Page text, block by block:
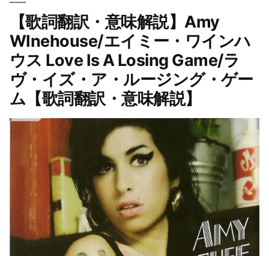
Amy
Winehouse/
エ
イ
ミ
ー・
ワ
イ
ン
Back
To
Black/
【歌詞翻訳・意味解説】Amy
WInehouse/エイミー・ワインハ
ウス Love Is A Losing Game/ラ
ヴ・イズ・ア・ルージング・ゲー
ム【歌詞翻訳・意味解説】